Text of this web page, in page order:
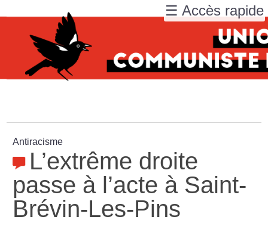
Antiracisme
L’extrême droite
passe à l’acte à Saint-
Brévin-Les-Pins
☰ Accès rapide